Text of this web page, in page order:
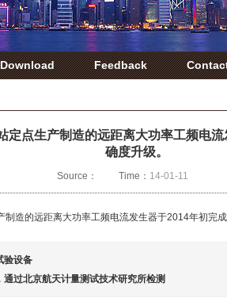
Download Feedback
定点生产制造的远距离大功率工频电
确度升级。
Source： Time： 14-01-11
造的远距离大功率工频电流发生器于2014年初完成
验设备
过北京航天计量测试技术研究所检测